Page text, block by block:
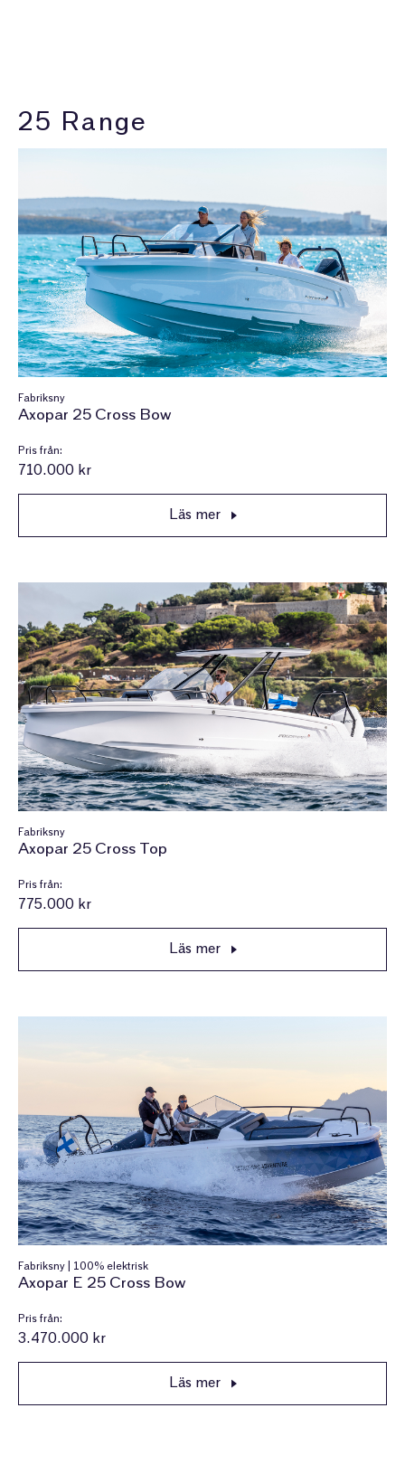
25 Range
Fabriksny
Axopar 25 Cross Bow
Pris från:
710.000 kr
Läs mer
Fabriksny
Axopar 25 Cross Top
Pris från:
775.000 kr
Läs mer
Fabriksny | 100% elektrisk
Axopar E 25 Cross Bow
Pris från:
3.470.000 kr
Läs mer